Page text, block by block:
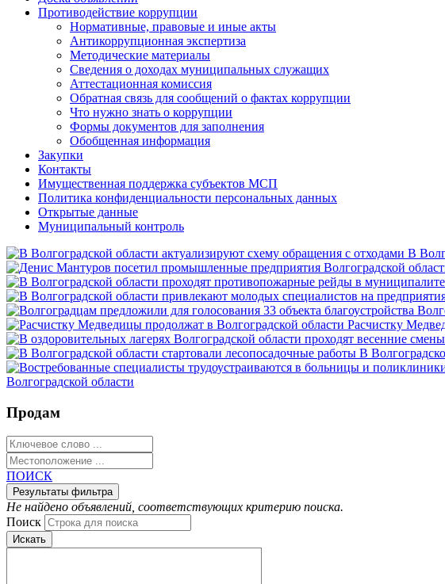
Противодействие коррупции
Нормативные, правовые и иные акты
Антикоррупционная экспертиза
Методические материалы
Сведения о доходах муниципальных служащих
Аттестационная комиссия
Обратная связь для сообщений о фактах коррупции
Что нужно знать о коррупции
Формы документов для заполнения
Обобщенная информация
Закупки
Контакты
Имущественная поддержка субъектов МСП
Политика конфиденциальности персональных данных
Открытые данные
Муниципальный контроль
В
Расчистку
В
Волгоградской области
Продам
ПОИСК
Не найдено объявлений, соответствующих критерию поиска.
Поиск
Искать